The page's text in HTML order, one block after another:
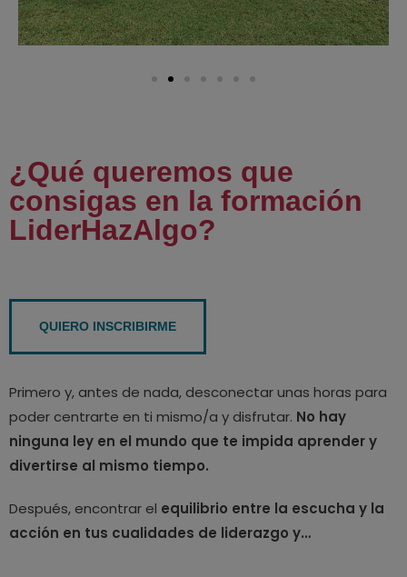
¿Qué queremos que
consigas en la formación
LiderHazAlgo?
QUIERO INSCRIBIRME
Primero y, antes de nada, desconectar unas horas para
poder centrarte en ti mismo/a y disfrutar. No hay
ninguna ley en el mundo que te impida aprender y
divertirse al mismo tiempo.
Después, encontrar el equilibrio entre la escucha y la
acción en tus cualidades de liderazgo y…